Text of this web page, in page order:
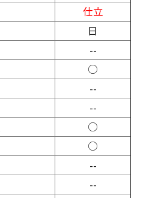
仕立
日
--
○
--
--
○
○
--
--